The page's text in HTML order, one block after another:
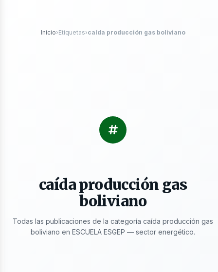
Inicio›Etiquetas›caída producción gas boliviano
caída producción gas
boliviano
Todas las publicaciones de la categoría caída producción gas
boliviano en ESCUELA ESGEP — sector energético.